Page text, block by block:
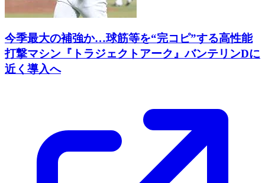
今季最大の補強か…球筋等を“完コピ”する高性能
打撃マシン『トラジェクトアーク』バンテリンDに
近く導入へ